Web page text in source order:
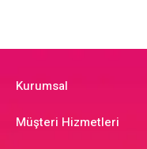
Kurumsal
Müşteri Hizmetleri